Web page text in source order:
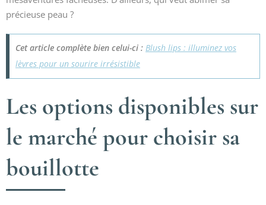
précieuse peau ?
Cet article complète bien celui-ci : Blush lips : illuminez vos
lèvres pour un sourire irrésistible
Les options disponibles sur
le marché pour choisir sa
bouillotte